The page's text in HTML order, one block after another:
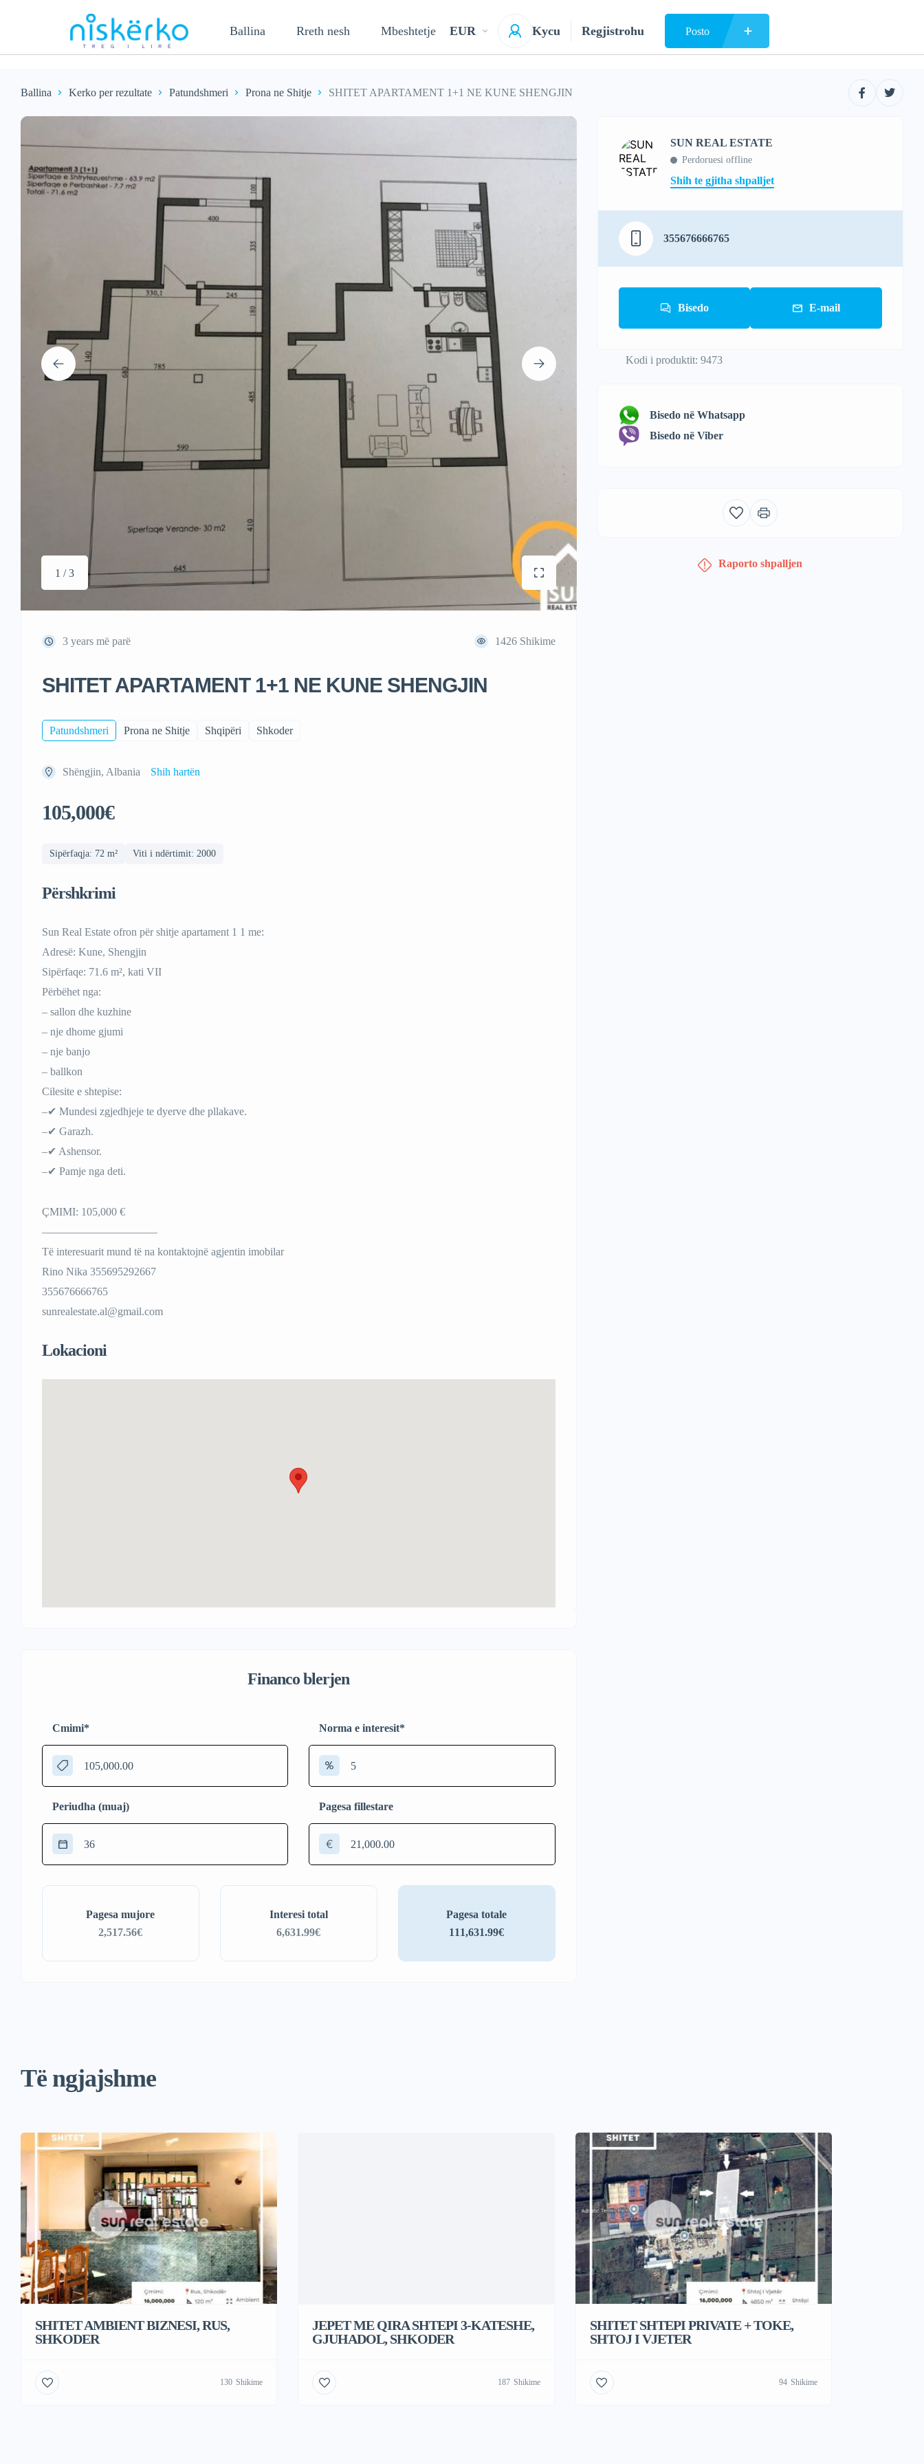
Ballina Rreth nesh Mbeshtetje EUR Kycu Regjistrohu Posto
Ballina Kerko per rezultate Patundshmeri Prona ne Shitje SHITET APARTAMENT 1+1 NE KUNE SHENGJIN
1 / 3
3 years më parë 1426 Shikime
SHITET APARTAMENT 1+1 NE KUNE SHENGJIN
Patundshmeri Prona ne Shitje Shqipëri Shkoder
Shëngjin, Albania Shih hartën
105,000€
Sipërfaqja: 72 m² Viti i ndërtimit: 2000
Përshkrimi
Sun Real Estate ofron për shitje apartament 1 1 me:
Adresë: Kune, Shengjin
Sipërfaqe: 71.6 m², kati VII
Përbëhet nga:
– sallon dhe kuzhine
– nje dhome gjumi
– nje banjo
– ballkon
Cilesite e shtepise:
–✔ Mundesi zgjedhjeje te dyerve dhe pllakave.
–✔ Garazh.
–✔ Ashensor.
–✔ Pamje nga deti.
ÇMIMI: 105,000 €
——————————–
Të interesuarit mund të na kontaktojnë agjentin imobilar
Rino Nika 355695292667
355676666765
sunrealestate.al@gmail.com
Lokacioni
Financo blerjen
Cmimi* Norma e interesit*
Periudha (muaj) Pagesa fillestare
€
Pagesa mujore
2,517.56€
Interesi total
6,631.99€
Pagesa totale
111,631.99€
SUN REAL ESTATE
Perdoruesi offline
Shih te gjitha shpalljet
355676666765
Bisedo E-mail
Kodi i produktit: 9473
Bisedo në Whatsapp
Bisedo në Viber
Raporto shpalljen
Të ngjajshme
SHITET AMBIENT BIZNESI, RUS,
SHKODER
130 Shikime
JEPET ME QIRA SHTEPI 3-KATESHE,
GJUHADOL, SHKODER
187 Shikime
SHITET SHTEPI PRIVATE + TOKE,
SHTOJ I VJETER
94 Shikime